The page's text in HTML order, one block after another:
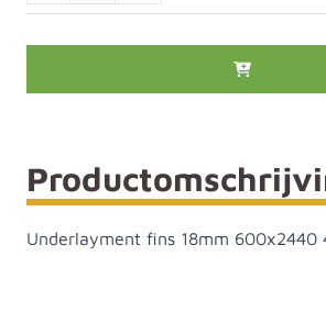
Underlayment fins 18mm 600x2440